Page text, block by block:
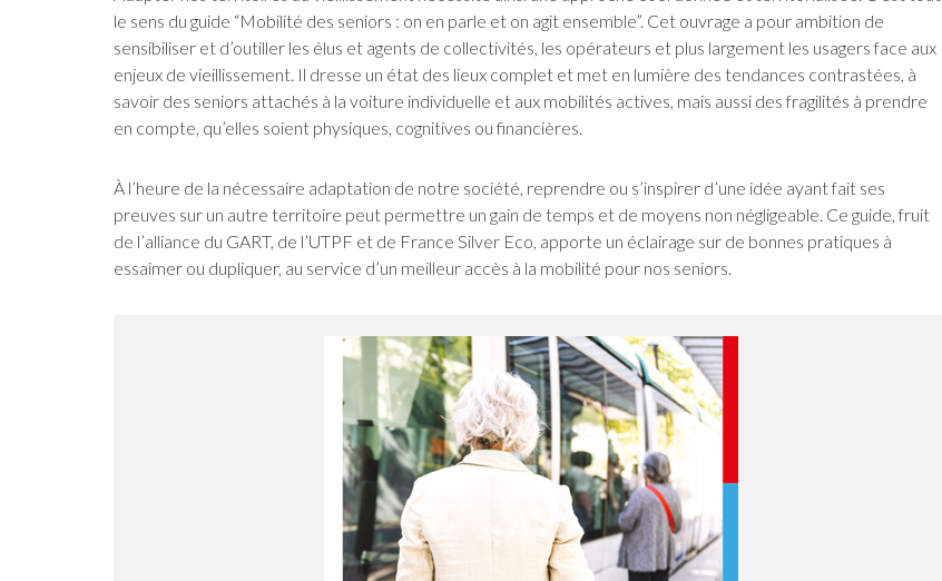
le sens du guide “Mobilité des seniors : on en parle et on agit ensemble”. Cet ouvrage a pour ambition de
sensibiliser et d’outiller les élus et agents de collectivités, les opérateurs et plus largement les usagers face aux
enjeux de vieillissement. Il dresse un état des lieux complet et met en lumière des tendances contrastées, à
savoir des seniors attachés à la voiture individuelle et aux mobilités actives, mais aussi des fragilités à prendre
en compte, qu’elles soient physiques, cognitives ou financières.
À l’heure de la nécessaire adaptation de notre société, reprendre ou s’inspirer d’une idée ayant fait ses
preuves sur un autre territoire peut permettre un gain de temps et de moyens non négligeable. Ce guide, fruit
de l’alliance du GART, de l’UTPF et de France Silver Eco, apporte un éclairage sur de bonnes pratiques à
essaimer ou dupliquer, au service d’un meilleur accès à la mobilité pour nos seniors.